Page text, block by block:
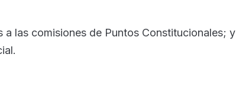
a las comisiones de Puntos Constitucionales; y